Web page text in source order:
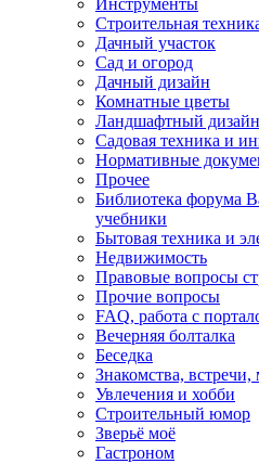
Инструменты
Строительная
Дачный участок
Сад и огород
Дачный дизайн
Комнатные цветы
Ландшафтный дизайн,
Садовая техника и
Нормативные
Прочее
Библиотека форума
учебники
Бытовая техника и
Недвижимость
Правовые вопросы
Прочие вопросы
FAQ, работа с
Вечерняя болталка
Беседка
Знакомства, встречи,
Увлечения и хобби
Строительный юмор
Зверьё моё
Гастроном